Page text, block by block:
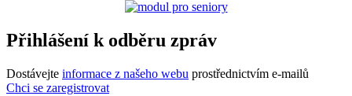
Přihlášení k odběru zpráv
Dostávejte informace z našeho webu prostřednictvím e-mailů
Chci se zaregistrovat